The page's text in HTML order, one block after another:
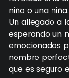
niño o una niña.
Un allegado a
esperando un
emocionados
nombre
que es seguro